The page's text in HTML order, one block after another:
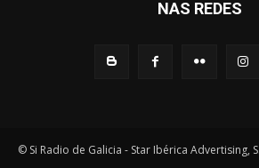
NAS REDES
© Si Radio de Galicia - Star Ibérica Advertising,